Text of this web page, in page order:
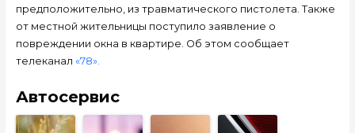
предположительно, из травматического пистолета. Также
от местной жительницы поступило заявление о
повреждении окна в квартире. Об этом сообщает
телеканал «78».
Автосервис